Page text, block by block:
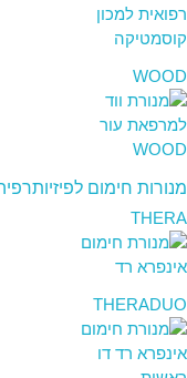
WOOD
מנורות חימום
THERA
THERADUO